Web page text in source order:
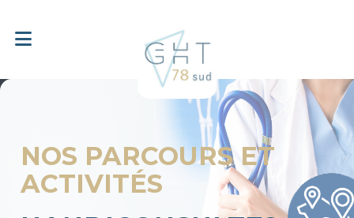
NOS PARCOURS ET
ACTIVITÉS